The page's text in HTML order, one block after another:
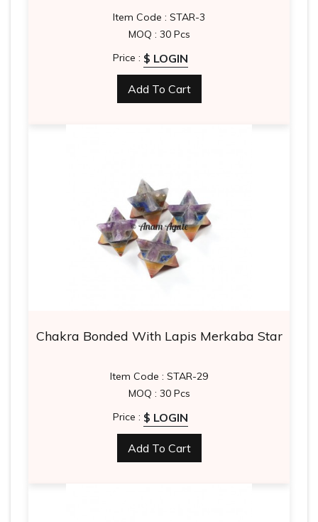
Item Code : STAR-3
MOQ : 30 Pcs
Price : $ LOGIN
Add To Cart
Chakra Bonded With Lapis Merkaba Star
Item Code : STAR-29
MOQ : 30 Pcs
Price : $ LOGIN
Add To Cart